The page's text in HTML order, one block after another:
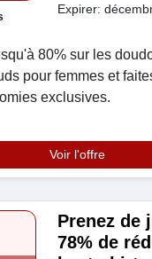
Expirer:
80% sur les
pour femmes et
exclusives.
Voir l'offre
Prenez de
78% de